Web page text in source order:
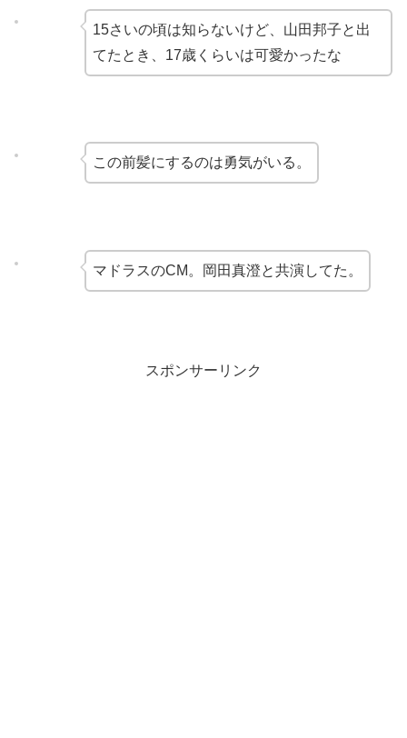
15さいの頃は知らないけど、山田邦子と出
てたとき、17歳くらいは可愛かったな
この前髪にするのは勇気がいる。
マドラスのCM。岡田真澄と共演してた。
スポンサーリンク